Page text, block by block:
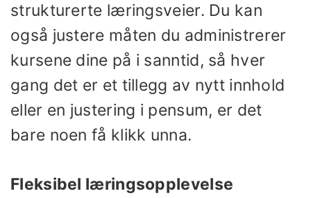
strukturerte læringsveier. Du kan
også justere måten du administrerer
kursene dine på i sanntid, så hver
gang det er et tillegg av nytt innhold
eller en justering i pensum, er det
bare noen få klikk unna.
Fleksibel læringsopplevelse